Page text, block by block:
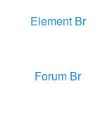
Element Br
Forum Br